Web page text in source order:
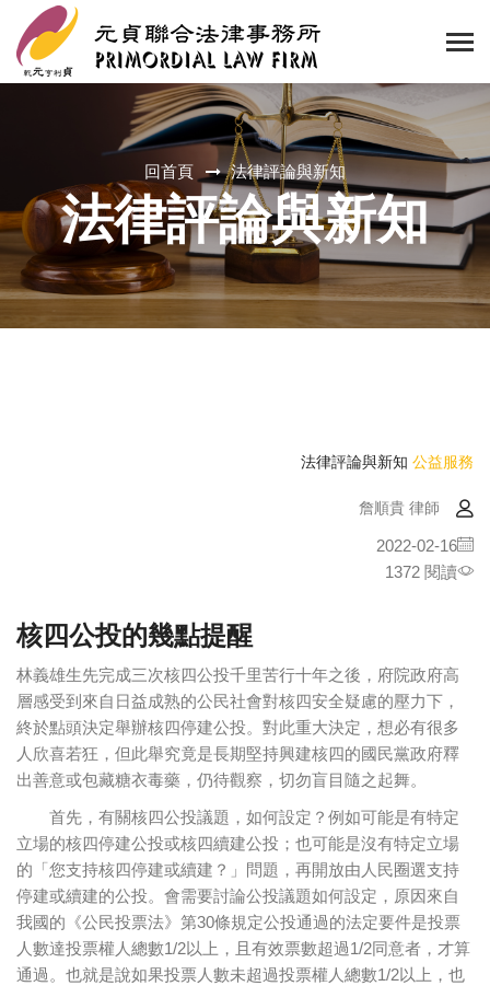
回首頁 法律評論與新知
法律評論與新知
法律評論與新知 公益服務
詹順貴 律師
2022-02-16
1372 閱讀
核四公投的幾點提醒
林義雄生先完成三次核四公投千里苦行十年之後，府院政府高
層感受到來自日益成熟的公民社會對核四安全疑慮的壓力下，
終於點頭決定舉辦核四停建公投。對此重大決定，想必有很多
人欣喜若狂，但此舉究竟是長期堅持興建核四的國民黨政府釋
出善意或包藏糖衣毒藥，仍待觀察，切勿盲目隨之起舞。
首先，有關核四公投議題，如何設定？例如可能是有特定
立場的核四停建公投或核四續建公投；也可能是沒有特定立場
的「您支持核四停建或續建？」問題，再開放由人民圈選支持
停建或續建的公投。會需要討論公投議題如何設定，原因來自
我國的《公民投票法》第30條規定公投通過的法定要件是投票
人數達投票權人總數1/2以上，且有效票數超過1/2同意者，才算
通過。也就是說如果投票人數未超過投票權人總數1/2以上，也